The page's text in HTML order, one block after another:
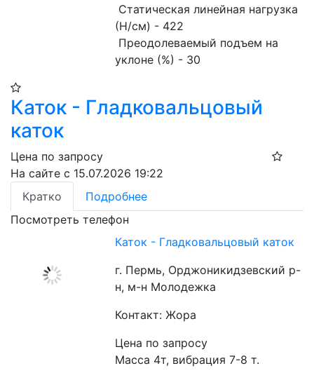
(Н/см) - 422
уклоне (%) - 30
Каток - Гладковальцовый
каток
Цена по запросу
На сайте с 15.07.2026 19:22
Кратко
Подробнее
Посмотреть телефон
Каток - Гладковальцовый каток
г. Пермь, Орджоникидзевский р-
н, м-н Молодежка
Контакт: Жора
Цена по запросу
Масса 4т, вибрация 7-8 т.